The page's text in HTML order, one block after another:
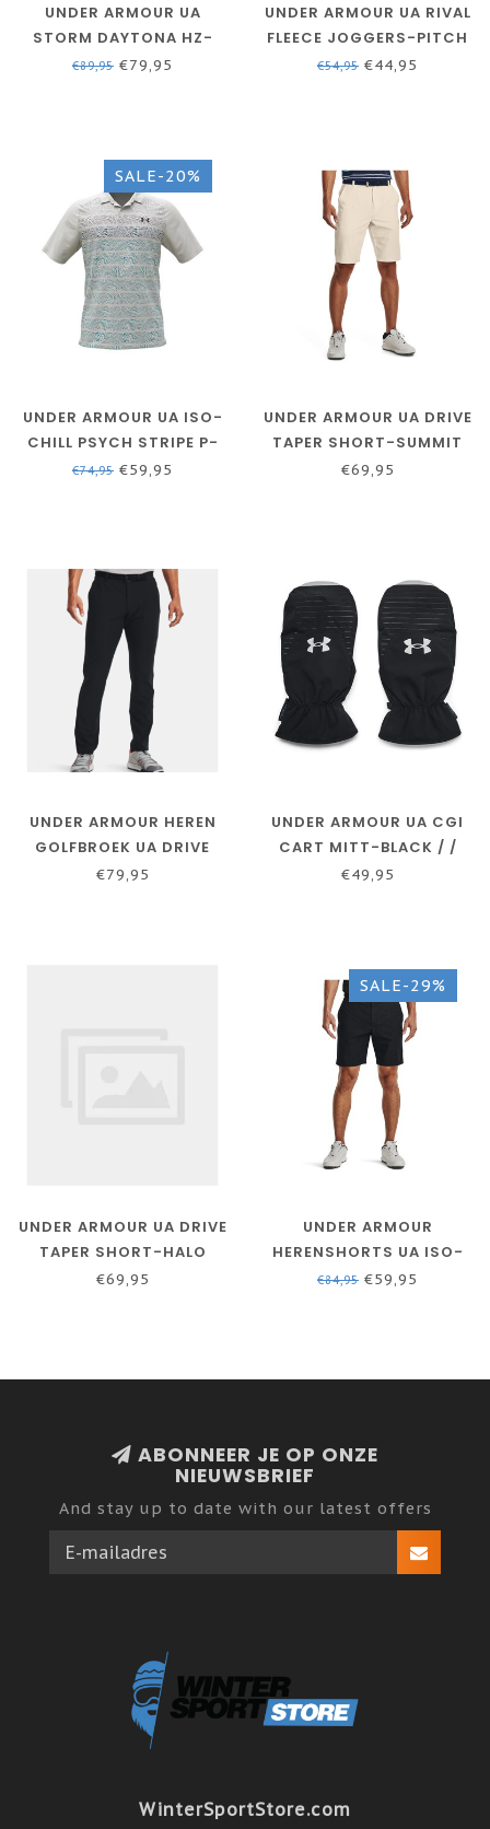
UNDER ARMOUR UA
STORM DAYTONA HZ-
VICTORY BLUE / ACADEMY
€89,95 €79,95
UNDER ARMOUR UA RIVAL
FLEECE JOGGERS-PITCH
LICHTGRIJS/WIT
€54,95 €44,95
SALE-20%
UNDER ARMOUR UA ISO-
CHILL PSYCH STRIPE P-
WIT / FRESCO BLAUW /
€74,95 €59,95
UNDER ARMOUR UA DRIVE
TAPER SHORT-SUMMIT
WHITE / / HALO GRAY
€69,95
UNDER ARMOUR HEREN
GOLFBROEK UA DRIVE
TAPERED - ZWART
€79,95
UNDER ARMOUR UA CGI
CART MITT-BLACK / /
PITCH GRAY
€49,95
UNDER ARMOUR UA DRIVE
TAPER SHORT-HALO
GRAY / / HALO GRAY
€69,95
SALE-29%
UNDER ARMOUR
HERENSHORTS UA ISO-
CHILL AIRVENT - ZWART -
€84,95 €59,95
ABONNEER JE OP ONZE
NIEUWSBRIEF
And stay up to date with our latest offers
WinterSportStore.com